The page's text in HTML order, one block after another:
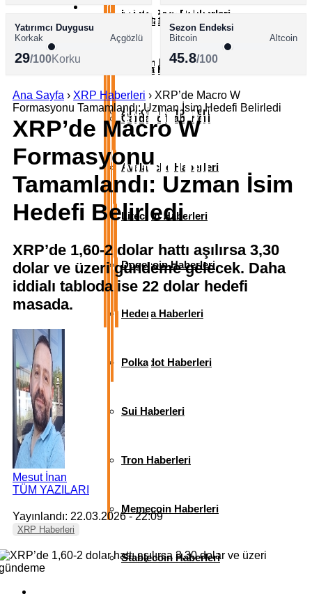
XRP Haberleri
Solana Haberleri
Cardano Haberleri
Avalanche Haberleri
Litecoin Haberleri
Dogecoin Haberleri
Hedera Haberleri
Polkadot Haberleri
Sui Haberleri
Tron Haberleri
Memecoin Haberleri
Stablecoin Haberleri
Kripto Para Rehberleri
Bitcoin Rehberleri
Altcoin Rehberleri
SÖZLÜK
Yatırımcı Duygusu
Korkak
Açgözlü
29/100Korku
Sezon Endeksi
Bitcoin
Altcoin
45.8/100
Ana Sayfa › XRP Haberleri › XRP’de Macro W
Formasyonu Tamamlandı: Uzman İsim Hedefi Belirledi
XRP’de Macro W
Formasyonu
Tamamlandı: Uzman İsim
Hedefi Belirledi
XRP’de 1,60-2 dolar hattı aşılırsa 3,30
dolar ve üzeri gündeme gelecek. Daha
iddialı tabloda ise 22 dolar hedefi
masada.
Mesut İnan
TÜM YAZILARI
Yayınlandı: 22.03.2026 - 22:09
XRP Haberleri